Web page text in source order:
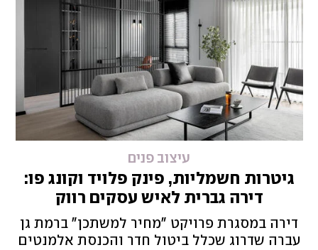
עיצוב פנים
גיטרות חשמליות, פינק פלויד וקונג פו:
דירה גברית לאיש עסקים רווק
דירה במסגרת פרויקט "מחיר למשתכן" ברמת גן
עברה שדרוג שכלל ביטול חדר והכנסת אלמנטים